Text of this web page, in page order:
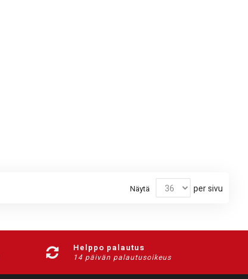
Näytä per sivu
Helppo palautus
14 päivän palautusoikeus